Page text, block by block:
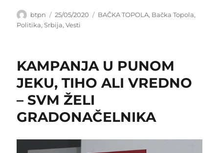
Author
btpn
Posted
on
25/05/2020 Categories
BAČKA TOPOLA, Bačka Topola,
Politika,Srbija,Vesti
KAMPANJA U PUNOM
JEKU, TIHO ALI VREDNO
– SVM ŽELI
GRADONAČELNIKA